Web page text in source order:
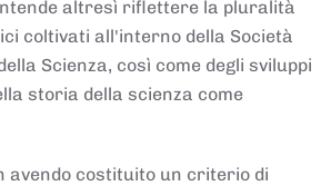
altresì riflettere la pluralità
coltivati all'interno della Società
Scienza, così come degli sviluppi
storia della scienza come
avendo costituito un criterio di